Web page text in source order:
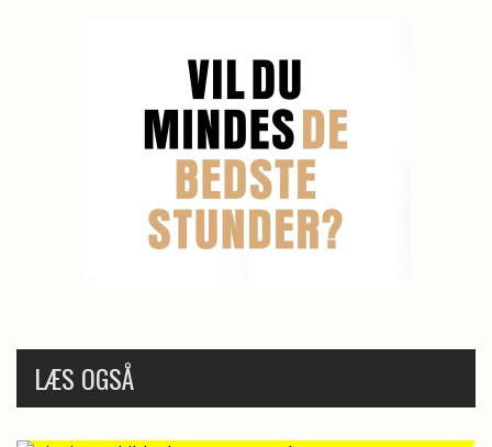
LÆS OGSÅ